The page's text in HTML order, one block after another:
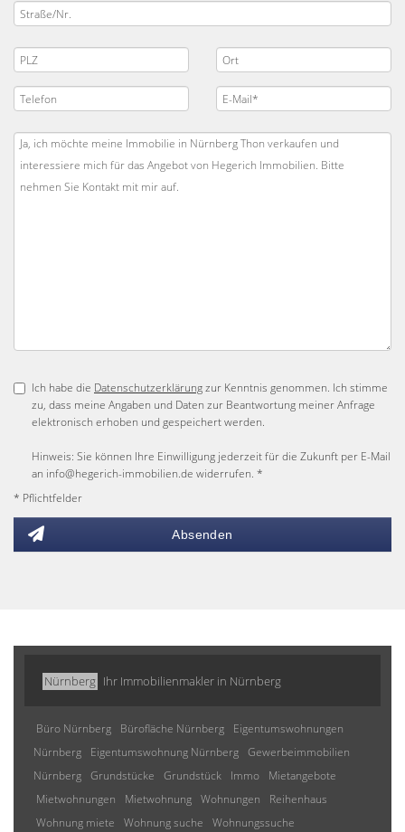
Ich habe die Datenschutzerklärungzur Kenntnis genommen. Ich stimme
zu, dass meine Angaben und Daten zur Beantwortung meiner Anfrage
elektronisch erhoben und gespeichert werden.
Hinweis: Sie können Ihre Einwilligung jederzeit für die Zukunft per E-Mail
an info@hegerich-immobilien.de widerrufen. *
* Pflichtfelder
Absenden
Nürnberg Ihr Immobilienmakler in Nürnberg
Büro Nürnberg Bürofläche Nürnberg
Eigentumswohnungen
Nürnberg
Eigentumswohnung Nürnberg Gewerbeimmobilien
Nürnberg Grundstücke Grundstück Immo
Mietangebote
Mietwohnungen
Mietwohnung Wohnungen
Reihenhaus
Wohnung miete
Wohnung suche
Wohnungssuche